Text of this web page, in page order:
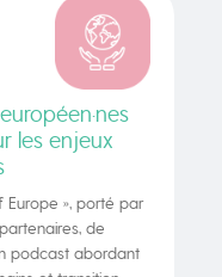
les enjeux
», porté par
de
podcast abordant